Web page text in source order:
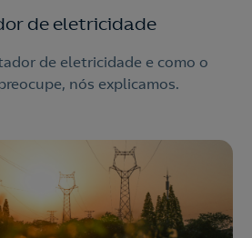
de eletricidade
de eletricidade e como o
nós explicamos.